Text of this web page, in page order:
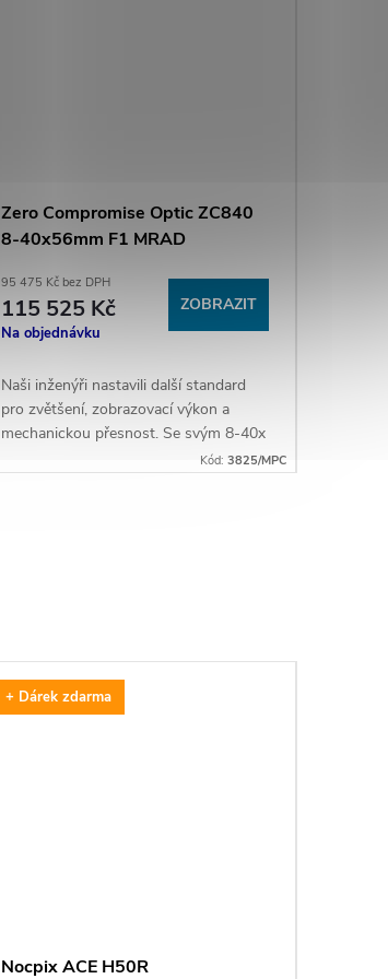
Zero Compromise Optic ZC840
8-40x56mm F1 MRAD
95 475 Kč bez DPH
115 525 Kč
Na objednávku
ZOBRAZIT
Naši inženýři nastavili další standard
pro zvětšení, zobrazovací výkon a
mechanickou přesnost. Se svým 8-40x
zvětšením a nepřekonatelnýmKód: 3825/MPC
+ Dárek zdarma
Nocpix ACE H50R